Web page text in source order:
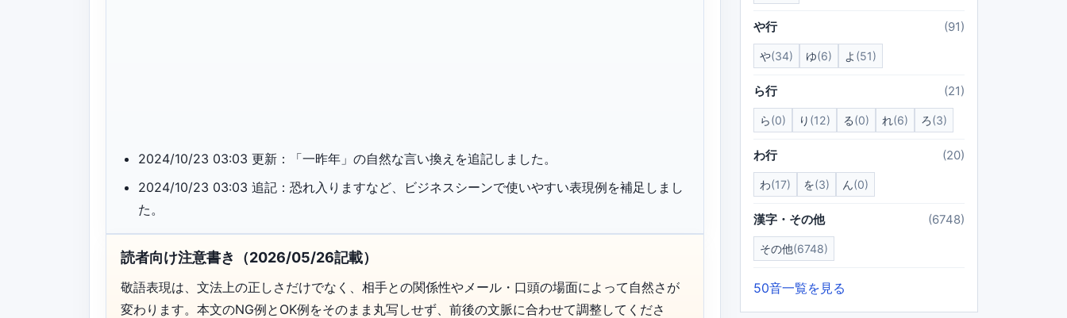
2024/10/23 03:03 更新：「一昨年」の自然な言い換えを追記しました。
2024/10/23 03:03 追記：恐れ入りますなど、ビジネスシーンで使いやすい表現例を補足しまし
た。
読者向け注意書き（2026/05/26記載）
敬語表現は、文法上の正しさだけでなく、相手との関係性やメール・口頭の場面によって自然さが
変わります。本文のNG例とOK例をそのまま丸写しせず、前後の文脈に合わせて調整してくださ
や行 (91)
や(34) ゆ(6) よ (51)
ら行 (21)
ら(0) り (12) る(0) れ(6) ろ(3)
わ行 (20)
わ(17) を(3) ん(0)
漢字・その他 (6748)
その他(6748)
50音一覧を見る